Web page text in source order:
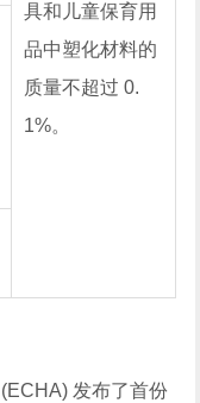
具和儿童保育用
品中塑化材料的
质量不超过 0.
1%。
发布了首份